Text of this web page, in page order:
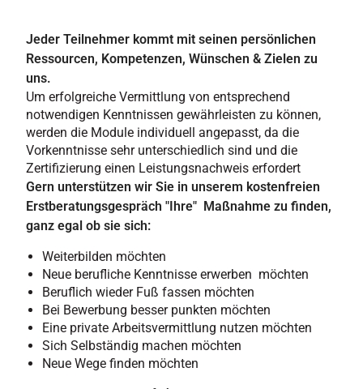
Jeder Teilnehmer kommt mit seinen persönlichen
Ressourcen, Kompetenzen, Wünschen & Zielen zu
uns.
Um erfolgreiche Vermittlung von entsprechend
notwendigen Kenntnissen gewährleisten zu können,
werden die Module individuell angepasst, da die
Vorkenntnisse sehr unterschiedlich sind und die
Zertifizierung einen Leistungsnachweis erfordert
Gern unterstützen wir Sie in unserem kostenfreien
Erstberatungsgespräch "Ihre" Maßnahme zu finden,
ganz egal ob sie sich:
Weiterbilden möchten
Neue berufliche Kenntnisse erwerben möchten
Beruflich wieder Fuß fassen möchten
Bei Bewerbung besser punkten möchten
Eine private Arbeitsvermittlung nutzen möchten
Sich Selbständig machen möchten
Neue Wege finden möchten